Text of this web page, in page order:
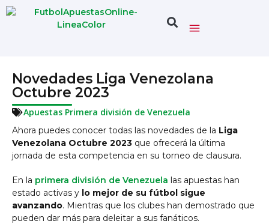
Novedades Liga Venezolana
Octubre 2023
Apuestas Primera división de Venezuela
Ahora puedes conocer todas las novedades de la Liga
Venezolana Octubre 2023 que ofrecerá la última
jornada de esta competencia en su torneo de clausura.
En la primera división de Venezuela las apuestas han
estado activas y lo mejor de su fútbol sigue
avanzando. Mientras que los clubes han demostrado que
pueden dar más para deleitar a sus fanáticos.